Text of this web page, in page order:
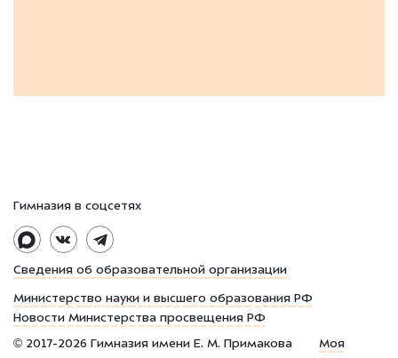
Сведения об образовательной организации
Министерство науки и высшего образования РФ
Новости Министерства просвещения РФ
© 2017-2026 Гимназия имени Е. М. Примакова
Моя
Гимназия в соцсетях